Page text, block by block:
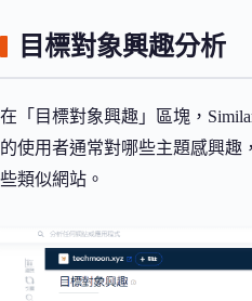
目標對象興趣分析
在「目標對象興趣」區塊，
的使用者通常對哪些主題感興趣
些類似網站。